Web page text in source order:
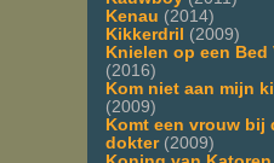
Kenau (2014)
Kikkerdril (2009)
Knielen op een Bed
(2016)
Kom niet aan mijn
(2009)
Komt een vrouw bij
dokter(2009)